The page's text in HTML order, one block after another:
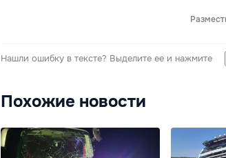
Нашли ошибку в тексте? Выделите ее и нажмите
Похожие новости